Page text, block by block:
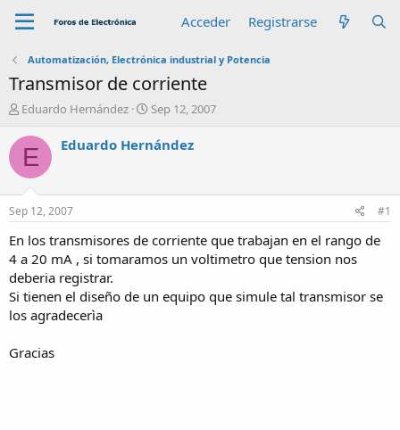
Acceder Registrarse
Automatización, Electrónica industrial y Potencia
Transmisor de corriente
A
t
o
r
Eduardo Hernández
F
c
n
c
o
Sep 12, 2007
E Eduardo Hernández
Sep 12, 2007 #1
En los transmisores de corriente que trabajan en el rango de
4 a 20 mA , si tomaramos un voltimetro que tension nos
deberia registrar.
Si tienen el diseño de un equipo que simule tal transmisor se
los agradecerìa
Gracias